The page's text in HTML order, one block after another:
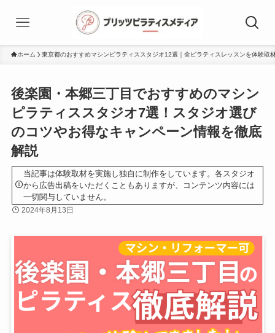
ホーム 東京都のおすすめマシンピラティススタジオ12選｜全ピラティスレッスンを体験取
後楽園・本郷三丁目でおすすめのマシン
ピラティススタジオ7選！スタジオ選び
のコツやお得なキャンペーン情報を徹底
解説
当記事は体験取材を実施し独自に制作をしています。各スタジオ
から広告出稿をいただくこともありますが、コンテンツ内容には
一切関与していません。
2024年8月13日